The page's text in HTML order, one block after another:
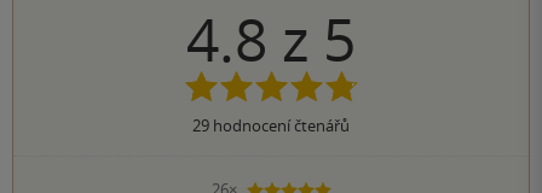
4.8 z 5
29 hodnocení čtenářů